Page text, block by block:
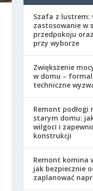
Szafa z lustrem:
zastosowanie w
przedpokoju
przy wyborze
Zwiększenie
w domu –
techniczne
Remont podłogi
starym domu:
wilgoci i
konstrukcji
Remont komina
jak bezpiecznie
zaplanować